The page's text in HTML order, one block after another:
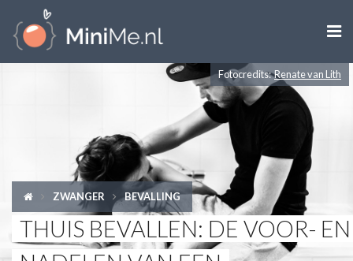

PEUTER
KIND
Fotocredits:Renate van Lith
ZWANGER BEVALLING
THUIS BEVALLEN: DE VOOR- EN